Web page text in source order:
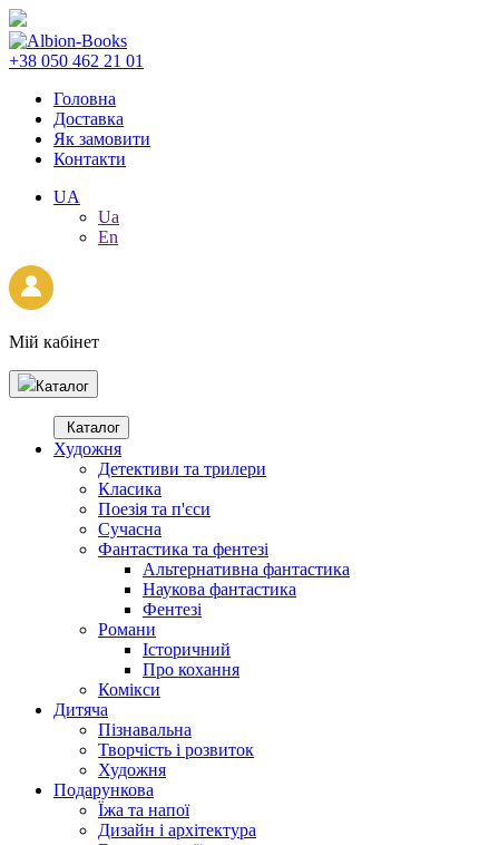
+38 050 462 21 01
Головна
Доставка
Як замовити
Контакти
UA
Ua
En
Мій кабінет
Каталог
Каталог
Художня
Детективи та трилери
Класика
Поезія та п'єси
Сучасна
Фантастика та фентезі
Альтернативна фантастика
Наукова фантастика
Фентезі
Романи
Історичний
Про кохання
Комікси
Дитяча
Пізнавальна
Творчість і розвиток
Художня
Подарункова
Їжа та напої
Дизайн і архітектура